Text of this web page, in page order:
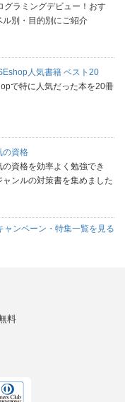
グラミングデビュー！おす
ル別・目的別にご紹介
人気書籍 ベスト20
で特に人気だった本を20冊
の資格
資格を効率よく勉強でき
ャンルの対策書を集めました
ャンペーン・特集一覧を見る
料